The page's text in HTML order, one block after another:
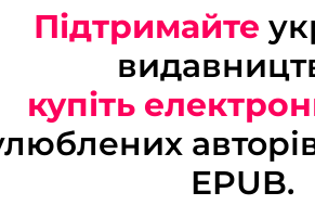
Підтримайте
купіть
EPUB.